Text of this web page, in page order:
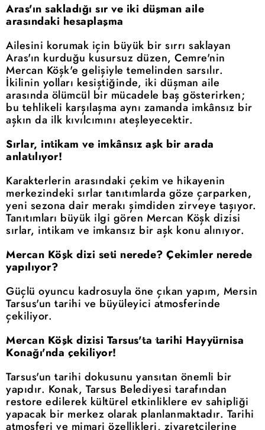
Aras'ın sakladığı sır ve iki düşman aile
arasındaki hesaplaşma
Ailesini korumak için büyük bir sırrı saklayan
Aras'ın kurduğu kusursuz düzen, Cemre'nin
Mercan Köşk'e gelişiyle temelinden sarsılır.
İkilinin yolları kesiştiğinde, iki düşman aile
arasında ölümcül bir mücadele baş gösterirken;
bu tehlikeli karşılaşma aynı zamanda imkânsız bir
aşkın da ilk kıvılcımını ateşleyecektir.
Sırlar, intikam ve imkânsız aşk bir arada
anlatılıyor!
Karakterlerin arasındaki çekim ve hikayenin
merkezindeki sırlar tanıtımlarda göze çarparken,
yeni sezona dair merakı şimdiden zirveye taşıyor.
Tanıtımları büyük ilgi gören Mercan Köşk dizisi
sırlar, intikam ve imkansız bir aşk konu alınıyor.
Mercan Köşk dizi seti nerede? Çekimler nerede
yapılıyor?
Güçlü oyuncu kadrosuyla öne çıkan yapım, Mersin
Tarsus'un tarihi ve büyüleyici atmosferinde
çekiliyor.
Mercan Köşk dizisi Tarsus'ta tarihi Hayyürnisa
Konağı'nda çekiliyor!
Tarsus'un tarihi dokusunu yansıtan önemli bir
yapıdır. Konak, Tarsus Belediyesi tarafından
restore edilerek kültürel etkinliklere ev sahipliği
yapacak bir merkez olarak planlanmaktadır. Tarihi
atmosferi ve mimari özellikleri, ziyaretçilerine